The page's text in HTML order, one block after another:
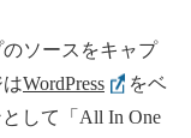
ソースをキャプ
WordPress
をベ
して「All In One